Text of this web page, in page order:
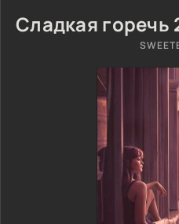
Сладкая горечь